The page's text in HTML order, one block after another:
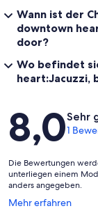
Wann ist der
downtown
door?
Wo befindet
heart:Jacuzzi,
8,0Sehr
1
Die Bewertungen
unterliegen einem
anders angegeben.
Mehr erfahren
Wird